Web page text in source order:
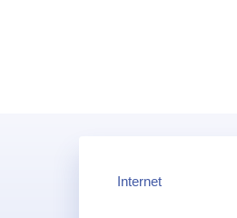
Internet